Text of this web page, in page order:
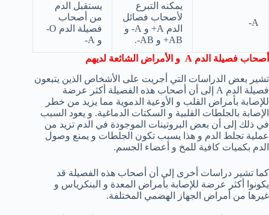
A-
يمكنه التبرع
لأصحاب فصائل
الدم A+ و A- و
AB+ و AB-.
يستقبل الدم
من أصحاب
فصيلة الدم O-
و A-
أصحاب فصيلة الدم A و الأمراض الشائعة لديهم
تشير بعض الدراسات التي أجريت على الأشخاص الذين يتبعون
فصيلة الدم A إلى أن أصحاب هذه الفصيلة أكثر عرضة
للإصابة بأمراض القلب و الأوعية الدموية مما يزيد من خطر
الإصابة بالجلطات القلبية و السكتات الدماغية. و يعود السبب
في ذلك إلى أن بعض البروتينات الموجودة في الدم تزيد من
عملية تجلط الدم و هذا يسبب تكون الجلطات و يمنع وصول
الدم بكميات كافية للمخ و أعضاء الجسم.
كما تشير دراسات أخرى إلى أن أصحاب هذه الفصيلة قد
يكونوا أكثر عرضة للإصابة بأمراض المعدة و البنكرياس و
غيرها من أمراض الجهاز الهضمي المختلفة.